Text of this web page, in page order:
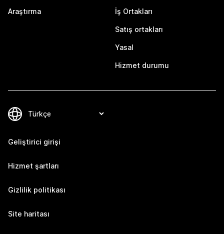
Araştırma İş Ortakları
Satış ortakları
Yasal
Hizmet durumu
Geliştirici girişi
Hizmet şartları
Gizlilik politikası
Site haritası